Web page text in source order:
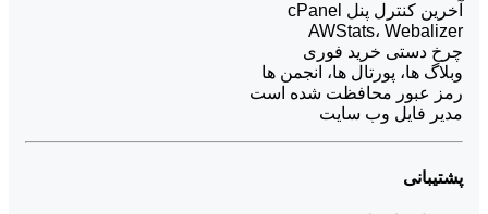
آخرین کنترل پنل cPanel
AWStats، Webalizer
چرخ دستی خرید فوری
وبلاگ ها، پورتال ها، انجمن ها
رمز عبور محافظت شده است
مدیر فایل وب سایت
پشتیبانی